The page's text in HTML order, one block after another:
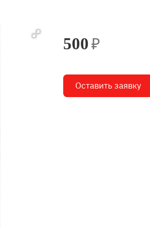
500₽
Оставить заявку